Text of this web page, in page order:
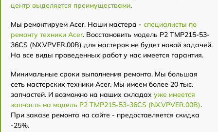
центр выделяется преимуществами.
Мы ремонтируем Acer. Наши мастера - специалисты по
ремонту техники Acer. Восстановить модель P2 TMP215-53-
36CS (NX.VPVER.00B) для мастеров не будет новой задачей.
На все виды проведенных работ у нас имеется гарантия.
Минимальные сроки выполнения ремонта. Мы большая
сеть мастерских техники Acer. Мы имеем более 20 тыс.
запчастей. И возможно на наших складах уже имеется
запчасть на модель P2 TMP215-53-36CS (NX.VPVER.00B).
При заказе ремонта на сайте - предоставляется скидка
-25%.